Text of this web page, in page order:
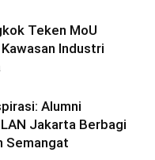
Teken MoU
Industri
Alumni
Jakarta Berbagi
Semangat